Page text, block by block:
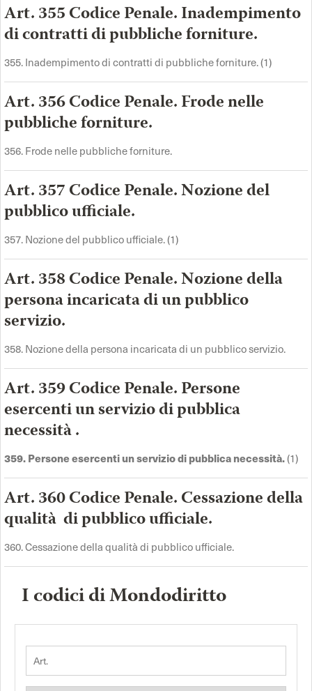
Art. 355 Codice Penale. Inadempimento
di contratti di pubbliche forniture.
355. Inadempimento di contratti di pubbliche forniture. (1)
Art. 356 Codice Penale. Frode nelle
pubbliche forniture.
356. Frode nelle pubbliche forniture.
Art. 357 Codice Penale. Nozione del
pubblico ufficiale.
357. Nozione del pubblico ufficiale. (1)
Art. 358 Codice Penale. Nozione della
persona incaricata di un pubblico
servizio.
358. Nozione della persona incaricata di un pubblico servizio.
Art. 359 Codice Penale. Persone
esercenti un servizio di pubblica
necessità .
359. Persone esercenti un servizio di pubblica necessità.(1)
Art. 360 Codice Penale. Cessazione della
qualità di pubblico ufficiale.
360. Cessazione della qualità di pubblico ufficiale.
I codici di Mondodiritto